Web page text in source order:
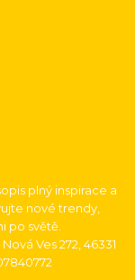
plný inspirace a
nové trendy,
po světě.
Ves 272, 46331